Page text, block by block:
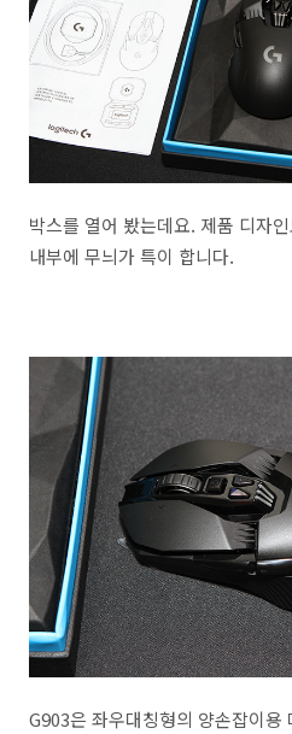
박스를 열어 봤는데요. 제품 디자
내부에 무늬가 특이 합니다.
G903은 좌우대칭형의 양손잡이용